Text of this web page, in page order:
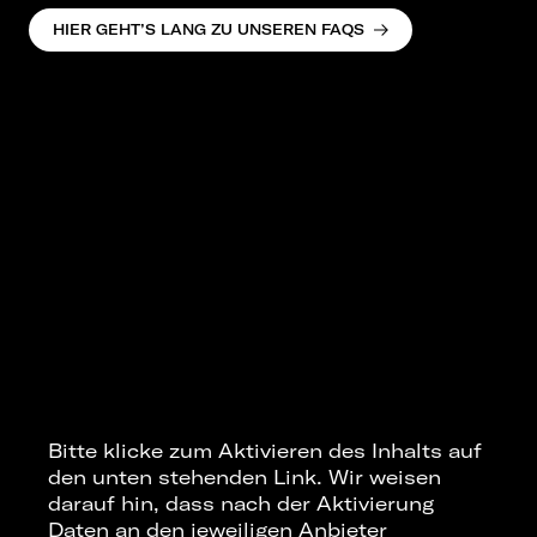
HIER GEHT’S LANG ZU UNSEREN FAQS
Bitte klicke zum Aktivieren des Inhalts auf
den unten stehenden Link. Wir weisen
darauf hin, dass nach der Aktivierung
Daten an den jeweiligen Anbieter